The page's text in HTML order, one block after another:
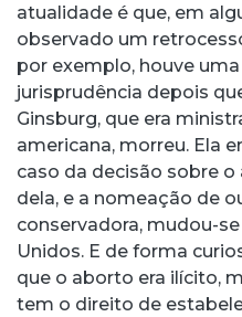
atualidade é que, em
observado um
por exemplo, houve
jurisprudência depois
Ginsburg, que era
americana, morreu. Ela
caso da decisão sobre
dela, e a nomeação de
conservadora, mudou-
Unidos. E de forma
que o aborto era ilícito,
tem o direito de